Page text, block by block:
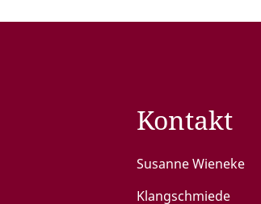
Kontakt
Susanne Wieneke
Klangschmiede